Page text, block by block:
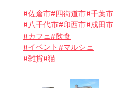
#佐倉市#四街道市#千葉市
#八千代市#印西市#成田市
#カフェ#飲食
#イベント #マルシェ
#雑貨#猫